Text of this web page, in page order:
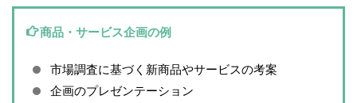
商品・サービス企画の例
市場調査に基づく新商品やサービスの考案
企画のプレゼンテーション